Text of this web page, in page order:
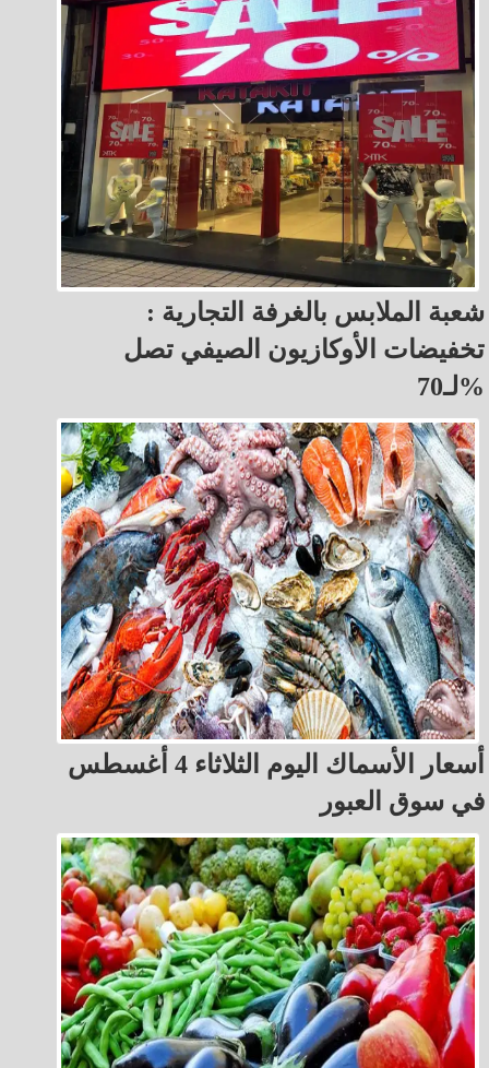
شعبة الملابس بالغرفة التجارية :
تخفيضات الأوكازيون الصيفي تصل
لـ70%
أسعار الأسماك اليوم الثلاثاء 4 أغسطس
في سوق العبور